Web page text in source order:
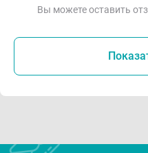
Вы можете оставить